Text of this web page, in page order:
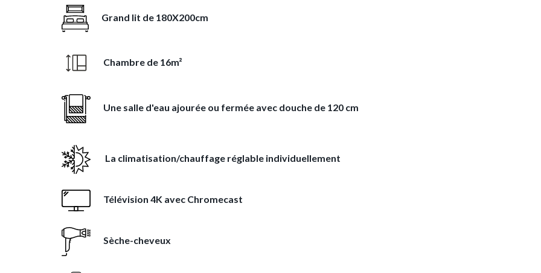
Grand lit de 180X200cm
Chambre de 16m²
Une salle d'eau ajourée ou fermée avec douche de 120 cm
La climatisation/chauffage réglable individuellement
Télévision 4K avec Chromecast
Sèche-cheveux